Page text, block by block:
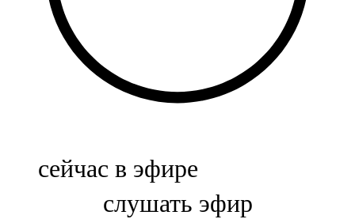
Баулы
107,5 FM
Биләр
Болгар
сейчас в эфире
слушать эфир